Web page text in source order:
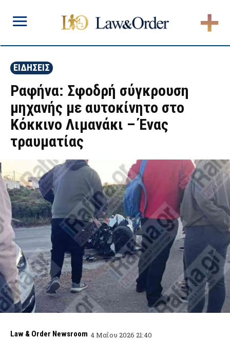
ΕΙΔΗΣΕΙΣ
Ραφήνα: Σφοδρή σύγκρουση
μηχανής με αυτοκίνητο στο
Κόκκινο Λιμανάκι – Ένας
τραυματίας
Law & Order Newsroom 4 Μαΐου 2026 21:40